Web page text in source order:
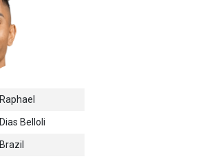
Raphael
Dias Belloli
Brazil